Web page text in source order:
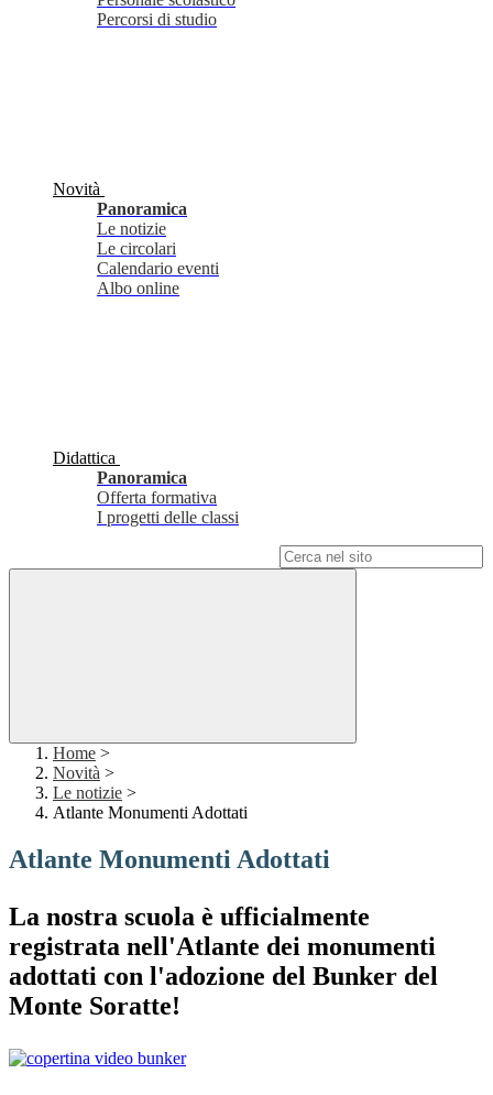
Percorsi di studio
Novità
Panoramica
Le notizie
Le circolari
Calendario eventi
Albo online
Didattica
Panoramica
Offerta formativa
I progetti delle classi
Home >
Novità >
Le notizie >
Atlante Monumenti Adottati
Atlante Monumenti Adottati
La nostra scuola è ufficialmente
registrata nell'Atlante dei monumenti
adottati con l'adozione del Bunker del
Monte Soratte!